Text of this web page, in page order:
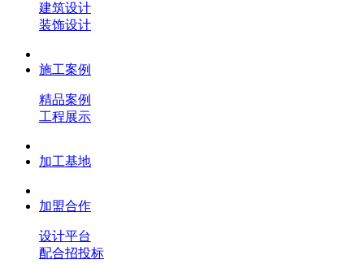
建筑设计
装饰设计
施工案例
精品案例
工程展示
加工基地
加盟合作
设计平台
配合招投标